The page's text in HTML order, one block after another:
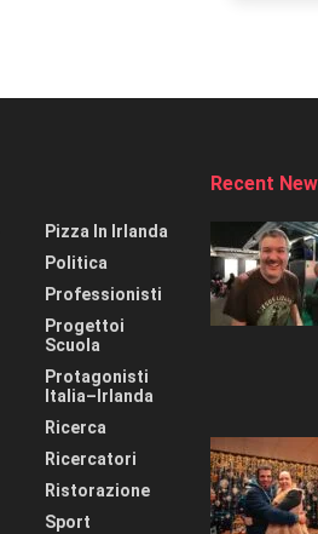
Pizza In Irlanda
Politica
Professionisti
Progettoi
Scuola
Protagonisti
Italia–Irlanda
Ricerca
Ricercatori
Ristorazione
Sport
Recent